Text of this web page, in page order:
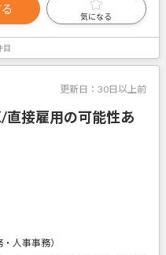
気になる
目
更新日： 30日以上前
接雇用の可能性あ
人事事務）